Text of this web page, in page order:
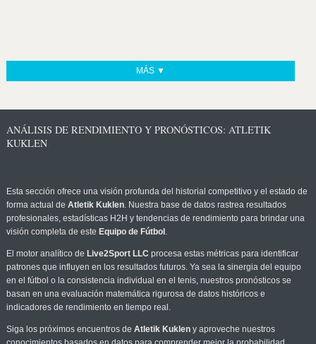
MÁS ▼
ANÁLISIS DE RENDIMIENTO Y PRONÓSTICOS: ATLETIK
KUKLEN
Esta sección ofrece una visión profunda del historial competitivo y el estado de
forma actual de Atletik Kuklen. Nuestra base de datos rastrea resultados
profesionales, estadísticas H2H y tendencias de rendimiento para brindar una
visión completa de este Equipo de Fútbol .
El motor analítico de Live2Sport LLC procesa estas métricas para identificar
patrones que influyen en los resultados futuros. Ya sea la sinergia del equipo
en el fútbol o la consistencia individual en el tenis, nuestros pronósticos se
basan en una evaluación matemática rigurosa de datos históricos e
indicadores de rendimiento en tiempo real.
Siga los próximos encuentros de Atletik Kukleny aproveche nuestros